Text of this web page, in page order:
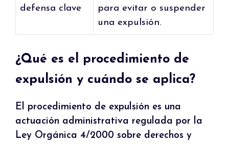
defensa clave
para evitar o suspender
una expulsión.
¿Qué es el procedimiento de
expulsión y cuándo se aplica?
El procedimiento de expulsión es una
actuación administrativa regulada por la
Ley Orgánica 4/2000 sobre derechos y